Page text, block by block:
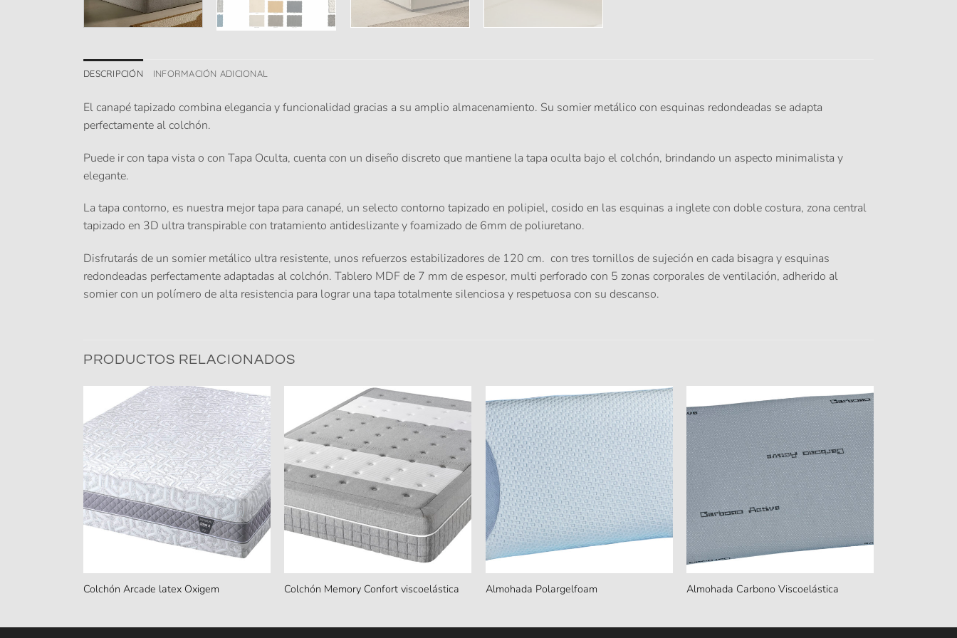
DESCRIPCIÓN INFORMACIÓN ADICIONAL
El canapé tapizado combina elegancia y funcionalidad gracias a su amplio almacenamiento. Su somier metálico con esquinas redondeadas se adapta
perfectamente al colchón.
Puede ir con tapa vista o con Tapa Oculta, cuenta con un diseño discreto que mantiene la tapa oculta bajo el colchón, brindando un aspecto minimalista y
elegante.
La tapa contorno, es nuestra mejor tapa para canapé, un selecto contorno tapizado en polipiel, cosido en las esquinas a inglete con doble costura, zona central
tapizado en 3D ultra transpirable con tratamiento antideslizante y foamizado de 6mm de poliuretano.
Disfrutarás de un somier metálico ultra resistente, unos refuerzos estabilizadores de 120 cm. con tres tornillos de sujeción en cada bisagra y esquinas
redondeadas perfectamente adaptadas al colchón. Tablero MDF de 7 mm de espesor, multi perforado con 5 zonas corporales de ventilación, adherido al
somier con un polímero de alta resistencia para lograr una tapa totalmente silenciosa y respetuosa con su descanso.
PRODUCTOS RELACIONADOS
Colchón Arcade latex Oxigem Colchón Memory Confort viscoelástica Almohada Polargelfoam Almohada Carbono Viscoelástica